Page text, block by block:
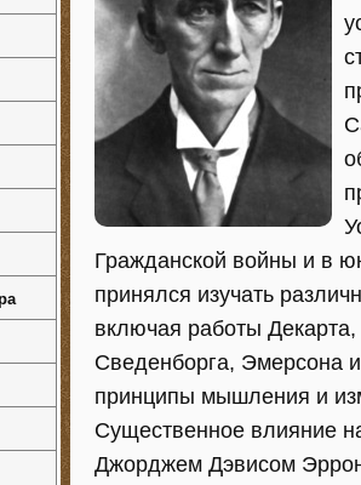
Гражданской войны и в
принялся изучать
включая работы
Сведенборга, Эмерсона
принципы мышления и
Существенное влияние
Джорджем Дэвисом